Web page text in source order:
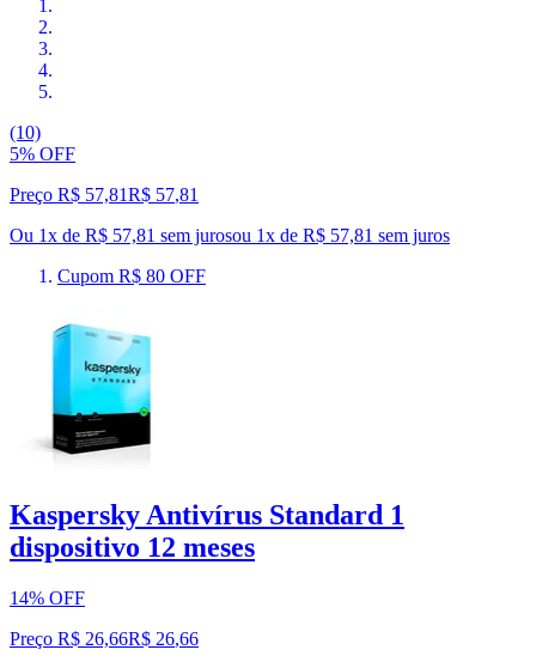
(10)
5% OFF
Preço R$ 57,81R$ 57,81
Ou 1x de R$ 57,81 sem jurosou 1x de R$ 57,81 sem juros
Cupom R$ 80 OFF
Kaspersky Antivírus Standard 1
dispositivo 12 meses
14% OFF
Preço R$ 26,66R$ 26,66